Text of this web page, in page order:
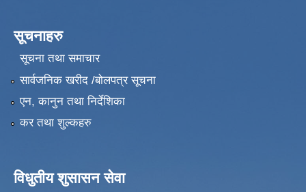
सूचनाहरु
सूचना तथा समाचार
सार्वजनिक खरीद /बोलपत्र सूचना
एन, कानुन तथा निर्देशिका
कर तथा शुल्कहरु
विधुतीय शुसासन सेवा